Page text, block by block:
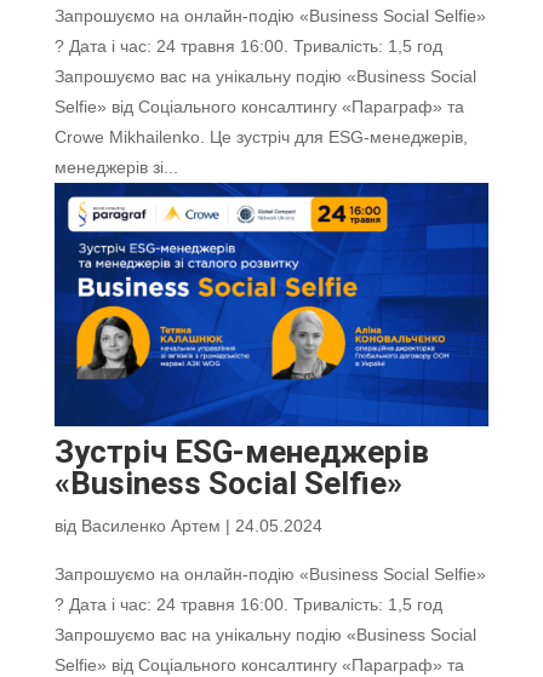
Запрошуємо на онлайн-подію «Business Social Selfie»
? Дата і час: 24 травня 16:00. Тривалість: 1,5 год
Запрошуємо вас на унікальну подію «Business Social
Selfie» від Соціального консалтингу «Параграф» та
Crowe Mikhailenko. Це зустріч для ESG-менеджерів,
менеджерів зі...
Зустріч ESG-менеджерів
«Business Social Selfie»
від Василенко Артем | 24.05.2024
Запрошуємо на онлайн-подію «Business Social Selfie»
? Дата і час: 24 травня 16:00. Тривалість: 1,5 год
Запрошуємо вас на унікальну подію «Business Social
Selfie» від Соціального консалтингу «Параграф» та